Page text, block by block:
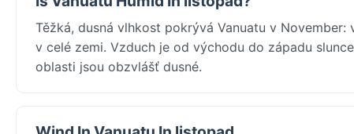
Těžká, dusná vlhkost pokrývá Vanuatu v
v celé zemi. Vzduch je od východu do západu
oblasti jsou obzvlášť dusné.